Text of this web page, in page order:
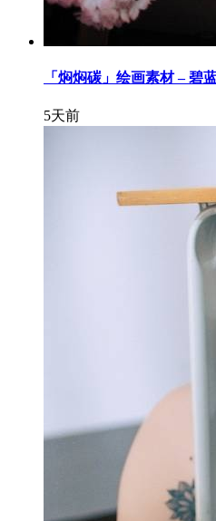
「焖焖碳」绘画素材 – 碧
5天前